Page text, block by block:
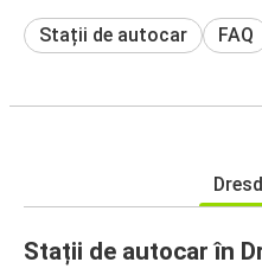
Stații de autocar FAQ
Stații de autocar în